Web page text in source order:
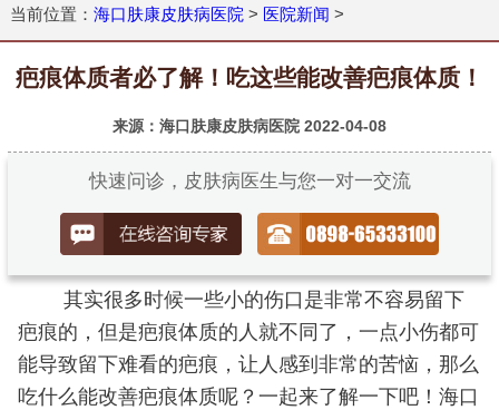
当前位置： 海口肤康皮肤病医院 > 医院新闻 >
疤痕体质者必了解！吃这些能改善疤痕体质！
来源：海口肤康皮肤病医院 2022-04-08
快速问诊，皮肤病医生与您一对一交流
其实很多时候一些小的伤口是非常不容易留下
疤痕的，但是疤痕体质的人就不同了，一点小伤都可
能导致留下难看的疤痕，让人感到非常的苦恼，那么
吃什么能改善疤痕体质呢？一起来了解一下吧！海口